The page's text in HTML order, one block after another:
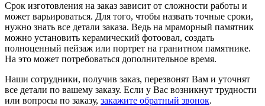
Срок изготовления на заказ зависит от сложности работы и
может варьироваться. Для того, чтобы назвать точные сроки,
нужно знать все детали заказа. Ведь на мраморный памятник
можно установить керамический фотоовал, создать
полноценный пейзаж или портрет на гранитном памятнике.
На это может потребоваться дополнительное время.
Наши сотрудники, получив заказ, перезвонят Вам и уточнят
все детали по вашему заказу. Если у Вас возникнут трудности
или вопросы по заказу, закажите обратный звонок.